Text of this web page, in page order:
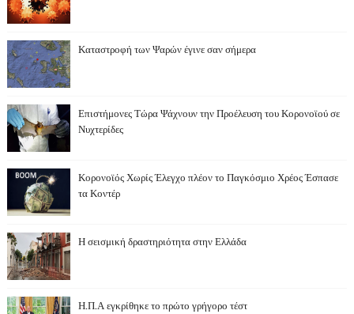
Καταστροφή των Ψαρών έγινε σαν σήμερα
Επιστήμονες Τώρα Ψάχνουν την Προέλευση του Κορονοϊού σε
Νυχτερίδες
Κορονοϊός Χωρίς Έλεγχο πλέον το Παγκόσμιο Χρέος Έσπασε
τα Κοντέρ
Η σεισμική δραστηριότητα στην Ελλάδα
Η.Π.Α εγκρίθηκε το πρώτο γρήγορο τέστ